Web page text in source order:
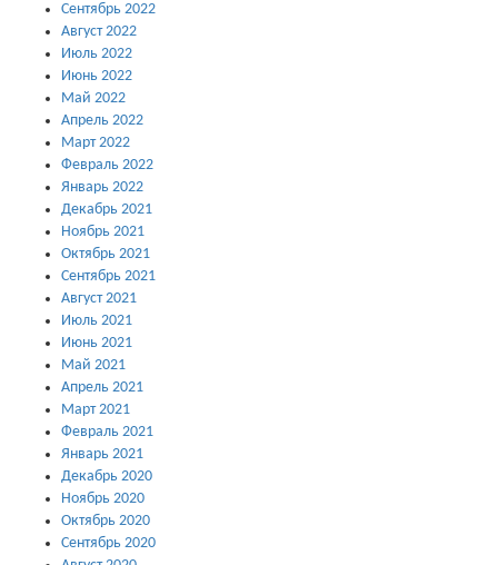
Сентябрь 2022
Август 2022
Июль 2022
Июнь 2022
Май 2022
Апрель 2022
Март 2022
Февраль 2022
Январь 2022
Декабрь 2021
Ноябрь 2021
Октябрь 2021
Сентябрь 2021
Август 2021
Июль 2021
Июнь 2021
Май 2021
Апрель 2021
Март 2021
Февраль 2021
Январь 2021
Декабрь 2020
Ноябрь 2020
Октябрь 2020
Сентябрь 2020